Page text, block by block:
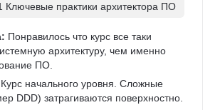
Ключевые практики архитектора ПО
Понравилось что курс все таки
архитектуру, чем именно
ПО.
Курс начального уровня. Сложные
DDD) затрагиваются поверхностно.